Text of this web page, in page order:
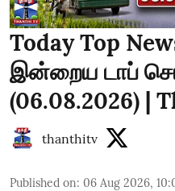
Today Top
இன்றைய டாப்
(06.08.2026) |
thanthitv
Published on: 06 Aug 2026,